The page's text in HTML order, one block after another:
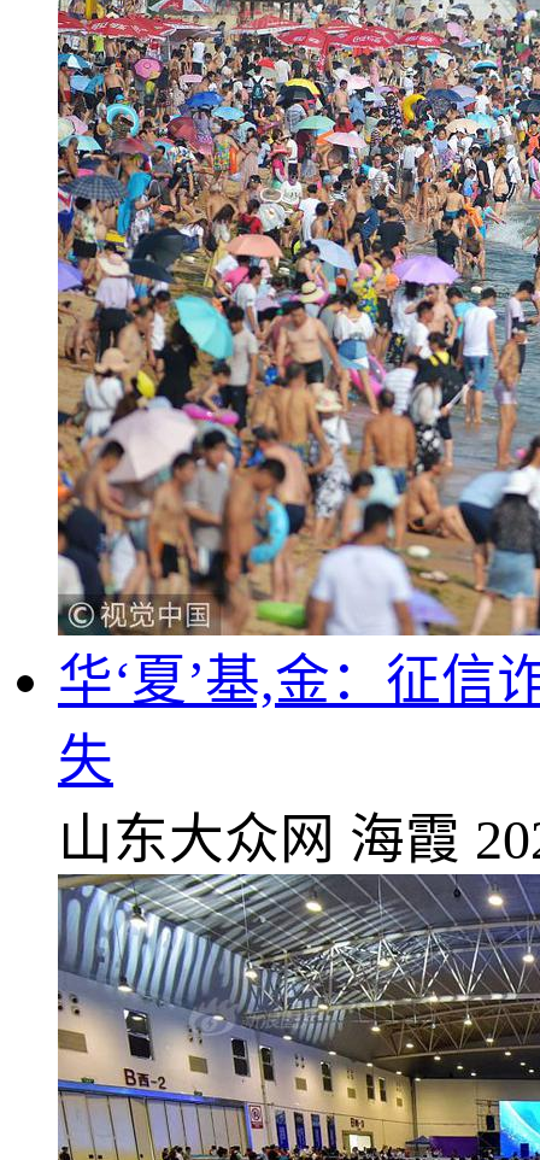
华‘夏’基,金：征信
失
山东大众网 海霞